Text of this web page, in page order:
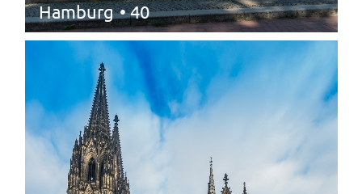
Hamburg • 40